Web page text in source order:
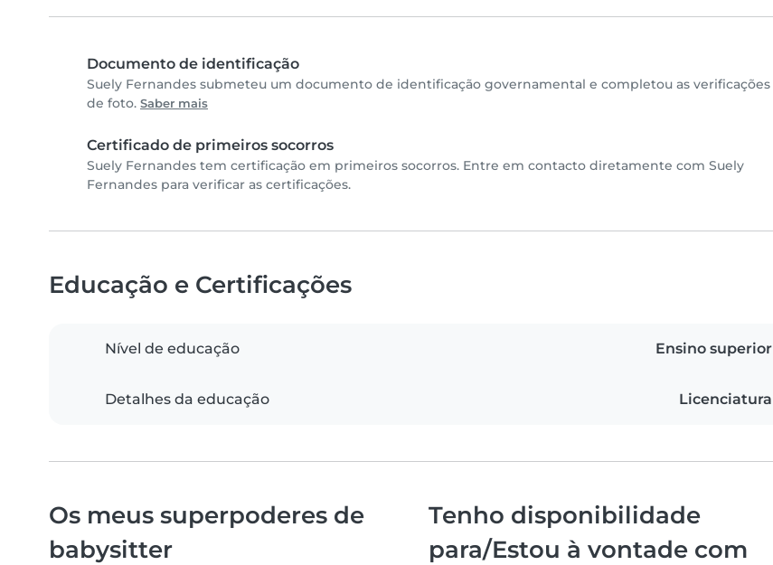
Documento de identificação
Suely Fernandes submeteu um documento de identificação governamental e completou as verificações
de foto. Saber mais
Certificado de primeiros socorros
Suely Fernandes tem certificação em primeiros socorros. Entre em contacto diretamente com Suely
Fernandes para verificar as certificações.
Educação e Certificações
Nível de educação Ensino superior
Detalhes da educação Licenciatura
Os meus superpoderes de
babysitter
Tenho disponibilidade
para/Estou à vontade com